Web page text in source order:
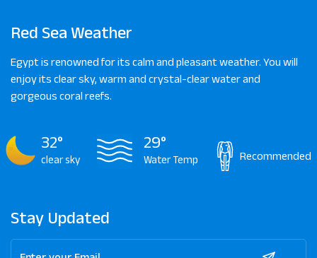
Red Sea Weather
Egypt is renowned for its calm and pleasant weather. You will
enjoy its clear sky, warm and crystal-clear water and
gorgeous coral reefs.
32°
clear sky
29°
Water Temp Recommended
Stay Updated